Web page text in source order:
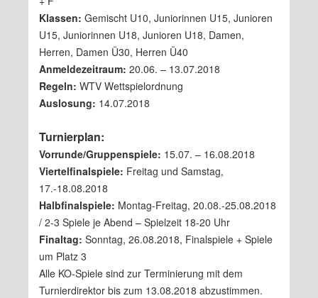
Klassen: Gemischt U10, Juniorinnen U15, Junioren
U15, Juniorinnen U18, Junioren U18, Damen,
Herren, Damen Ü30, Herren Ü40
Anmeldezeitraum: 20.06. – 13.07.2018
Regeln: WTV Wettspielordnung
Auslosung: 14.07.2018
Turnierplan:
Vorrunde/Gruppenspiele: 15.07. – 16.08.2018
Viertelfinalspiele: Freitag und Samstag,
17.-18.08.2018
Halbfinalspiele: Montag-Freitag, 20.08.-25.08.2018
/ 2-3 Spiele je Abend – Spielzeit 18-20 Uhr
Finaltag: Sonntag, 26.08.2018, Finalspiele + Spiele
um Platz 3
Alle KO-Spiele sind zur Terminierung mit dem
Turnierdirektor bis zum 13.08.2018 abzustimmen.